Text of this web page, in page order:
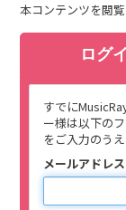
本コンテンツを閲覧
ログ
すでに
ー様は以下のフ
をご入力のう
メールアドレス